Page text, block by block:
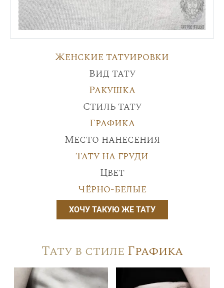
Женские татуировки
Вид тату
Ракушка
Стиль тату
Графика
Место нанесения
Тату на груди
Цвет
Чёрно-белые
ХОЧУ ТАКУЮ ЖЕ ТАТУ
Тату в стиле Графика